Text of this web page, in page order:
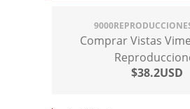
Comprar Vistas
$38.2USD